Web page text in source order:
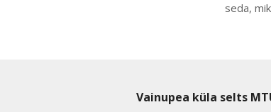
seda,
Vainupea küla selts